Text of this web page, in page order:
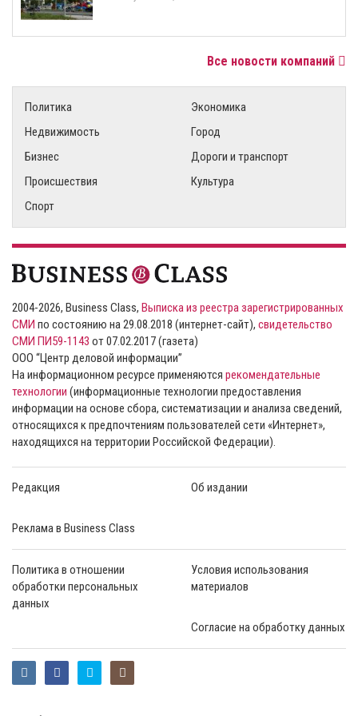
Все новости компаний
Политика
Экономика
Недвижимость
Город
Бизнес
Дороги и транспорт
Происшествия
Культура
Спорт
2004-2026, Business Class, Выписка из реестра зарегистрированных
СМИ по состоянию на 29.08.2018 (интернет-сайт), свидетельство
СМИ ПИ59-1143 от 07.02.2017 (газета)
ООО “Центр деловой информации”
На информационном ресурсе применяются рекомендательные
технологии (информационные технологии предоставления
информации на основе сбора, систематизации и анализа сведений,
относящихся к предпочтениям пользователей сети «Интернет»,
находящихся на территории Российской Федерации).
Редакция Об издании
Реклама в Business Class
Политика в отношении
обработки персональных
данных
Условия использования
материалов
Согласие на обработку данных